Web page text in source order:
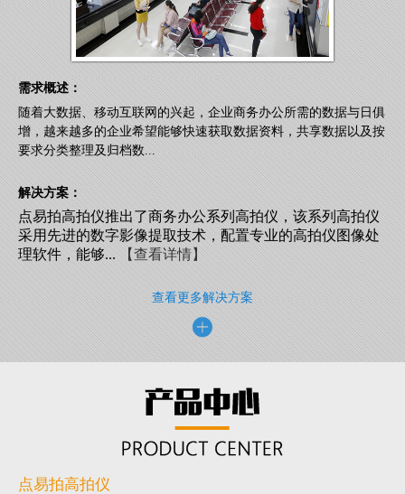
需求概述：
随着大数据、移动互联网的兴起，企业商务办公所需的数据与日俱
增，越来越多的企业希望能够快速获取数据资料，共享数据以及按
要求分类整理及归档数...
解决方案：
点易拍高拍仪推出了商务办公系列高拍仪，该系列高拍仪
采用先进的数字影像提取技术，配置专业的高拍仪图像处
理软件，能够...【查看详情】
查看更多解决方案
点易拍高拍仪